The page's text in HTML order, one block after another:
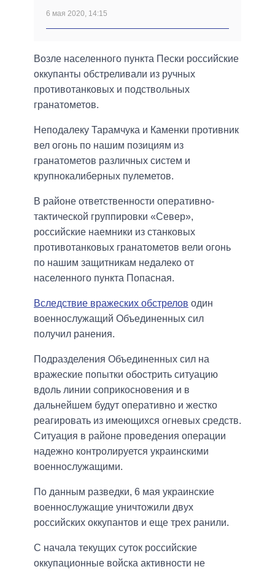
6 мая 2020, 14:15
Возле населенного пункта Пески российские
оккупанты обстреливали из ручных
противотанковых и подствольных
гранатометов.
Неподалеку Тарамчука и Каменки противник
вел огонь по нашим позициям из
гранатометов различных систем и
крупнокалиберных пулеметов.
В районе ответственности оперативно-
тактической группировки «Север»,
российские наемники из станковых
противотанковых гранатометов вели огонь
по нашим защитникам недалеко от
населенного пункта Попасная.
Вследствие вражеских обстрелов один
военнослужащий Объединенных сил
получил ранения.
Подразделения Объединенных сил на
вражеские попытки обострить ситуацию
вдоль линии соприкосновения и в
дальнейшем будут оперативно и жестко
реагировать из имеющихся огневых средств.
Ситуация в районе проведения операции
надежно контролируется украинскими
военнослужащими.
По данным разведки, 6 мая украинские
военнослужащие уничтожили двух
российских оккупантов и еще трех ранили.
С начала текущих суток российские
оккупационные войска активности не